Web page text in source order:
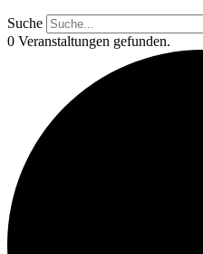
Suche
0 Veranstaltungen gefunden.